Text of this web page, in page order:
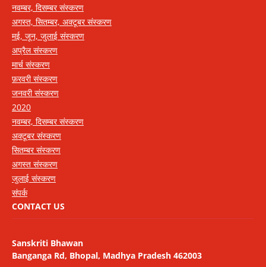
नवम्बर, दिसम्बर संस्करण
अगस्त, सितम्बर, अक्टूबर संस्करण
मई, जून, जुलाई संस्करण
अप्रैल संस्करण
मार्च संस्करण
फ़रवरी संस्करण
जनवरी संस्करण
2020
नवम्बर, दिसम्बर संस्करण
अक्टूबर संस्करण
सितम्बर संस्करण
अगस्त संस्करण
जुलाई संस्करण
संपर्क
CONTACT US
Sanskriti Bhawan
Banganga Rd, Bhopal, Madhya Pradesh 462003